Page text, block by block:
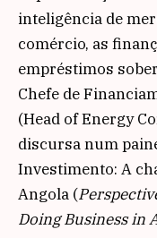
inteligência de
comércio, as
empréstimos
Chefe de
(Head of Energy
discursa num
Investimento: A
Angola (
Doing Business in